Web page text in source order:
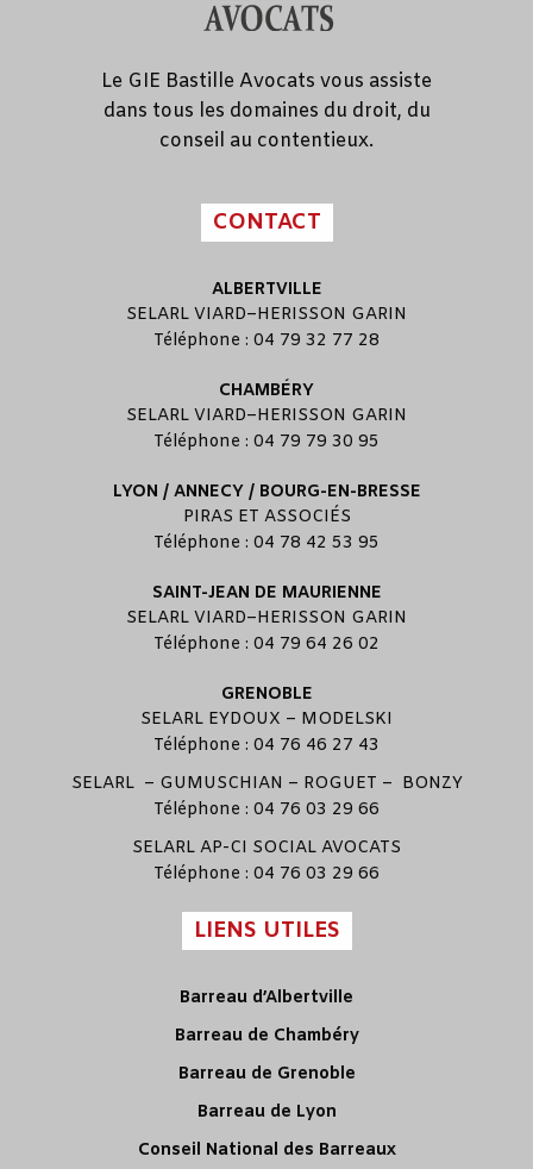
Le GIE Bastille Avocats vous assiste
dans tous les domaines du droit, du
conseil au contentieux.
CONTACT
ALBERTVILLE
SELARL VIARD–HERISSON GARIN
Téléphone : 04 79 32 77 28
CHAMBÉRY
SELARL VIARD–HERISSON GARIN
Téléphone : 04 79 79 30 95
LYON / ANNECY / BOURG-EN-BRESSE
PIRAS ET ASSOCIÉS
Téléphone : 04 78 42 53 95
SAINT-JEAN DE MAURIENNE
SELARL VIARD–HERISSON GARIN
Téléphone : 04 79 64 26 02
GRENOBLE
SELARL EYDOUX – MODELSKI
Téléphone : 04 76 46 27 43
SELARL – GUMUSCHIAN – ROGUET – BONZY
Téléphone : 04 76 03 29 66
SELARL AP-CI SOCIAL AVOCATS
Téléphone : 04 76 03 29 66
LIENS UTILES
Barreau d’Albertville
Barreau de Chambéry
Barreau de Grenoble
Barreau de Lyon
Conseil National des Barreaux